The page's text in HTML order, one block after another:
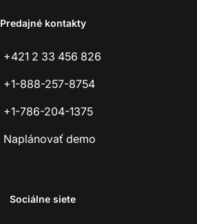
Predajné kontakty
+421 2 33 456 826
+1-888-257-8754
+1-786-204-1375
Naplánovať demo
Sociálne siete